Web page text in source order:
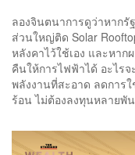
ลองจินตนาการดูว่าหากรั
ส่วนใหญ่ติด Solar
หลังคาไว้ใช้เอง และหา
คืนให้การไฟฟ้าได้ อะไร
พลังงานที่สะอาด ลดการ
ร้อน ไม่ต้องลงทุนหลายพั